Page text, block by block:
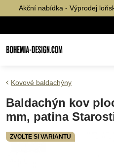
Akční nabídka - Výprodej
ZVOLTE SI VARIANTU
Kovové baldachýny
Baldachýn kov
mm, patina